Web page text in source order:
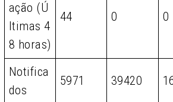
ação (Ú
ltimas 4
8 horas)
44 0 0
Notifica
dos
5971 39420